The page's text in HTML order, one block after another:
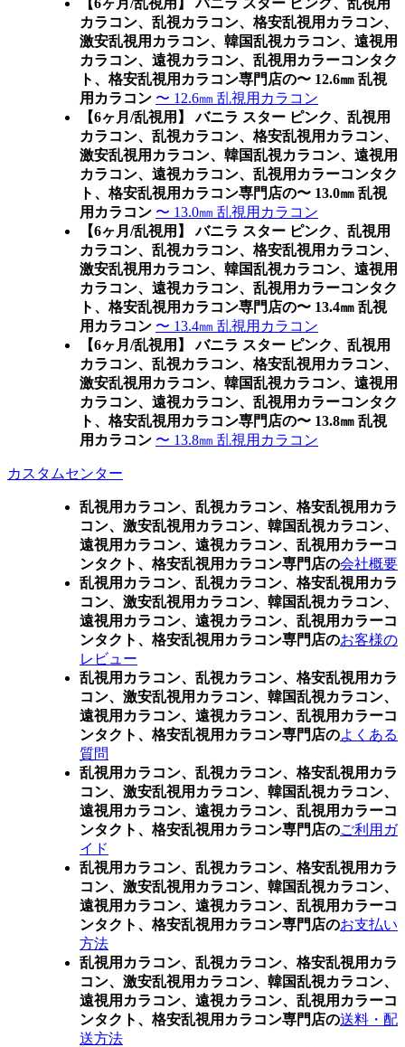
【6ヶ月/乱視用】 バニラ スター ピンク、乱視用
カラコン、乱視カラコン、格安乱視用カラコン、
激安乱視用カラコン、韓国乱視カラコン、遠視用
カラコン、遠視カラコン、乱視用カラーコンタク
ト、格安乱視用カラコン専門店の〜 12.6㎜ 乱視
用カラコン 〜 12.6㎜ 乱視用カラコン
【6ヶ月/乱視用】 バニラ スター ピンク、乱視用
カラコン、乱視カラコン、格安乱視用カラコン、
激安乱視用カラコン、韓国乱視カラコン、遠視用
カラコン、遠視カラコン、乱視用カラーコンタク
ト、格安乱視用カラコン専門店の〜 13.0㎜ 乱視
用カラコン 〜 13.0㎜ 乱視用カラコン
【6ヶ月/乱視用】 バニラ スター ピンク、乱視用
カラコン、乱視カラコン、格安乱視用カラコン、
激安乱視用カラコン、韓国乱視カラコン、遠視用
カラコン、遠視カラコン、乱視用カラーコンタク
ト、格安乱視用カラコン専門店の〜 13.4㎜ 乱視
用カラコン 〜 13.4㎜ 乱視用カラコン
【6ヶ月/乱視用】 バニラ スター ピンク、乱視用
カラコン、乱視カラコン、格安乱視用カラコン、
激安乱視用カラコン、韓国乱視カラコン、遠視用
カラコン、遠視カラコン、乱視用カラーコンタク
ト、格安乱視用カラコン専門店の〜 13.8㎜ 乱視
用カラコン 〜 13.8㎜ 乱視用カラコン
カスタムセンター
乱視用カラコン、乱視カラコン、格安乱視用カラ
コン、激安乱視用カラコン、韓国乱視カラコン、
遠視用カラコン、遠視カラコン、乱視用カラーコ
ンタクト、格安乱視用カラコン専門店の会社概要
乱視用カラコン、乱視カラコン、格安乱視用カラ
コン、激安乱視用カラコン、韓国乱視カラコン、
遠視用カラコン、遠視カラコン、乱視用カラーコ
ンタクト、格安乱視用カラコン専門店のお客様の
レビュー
乱視用カラコン、乱視カラコン、格安乱視用カラ
コン、激安乱視用カラコン、韓国乱視カラコン、
遠視用カラコン、遠視カラコン、乱視用カラーコ
ンタクト、格安乱視用カラコン専門店のよくある
質問
乱視用カラコン、乱視カラコン、格安乱視用カラ
コン、激安乱視用カラコン、韓国乱視カラコン、
遠視用カラコン、遠視カラコン、乱視用カラーコ
ンタクト、格安乱視用カラコン専門店のご利用ガ
イド
乱視用カラコン、乱視カラコン、格安乱視用カラ
コン、激安乱視用カラコン、韓国乱視カラコン、
遠視用カラコン、遠視カラコン、乱視用カラーコ
ンタクト、格安乱視用カラコン専門店のお支払い
方法
乱視用カラコン、乱視カラコン、格安乱視用カラ
コン、激安乱視用カラコン、韓国乱視カラコン、
遠視用カラコン、遠視カラコン、乱視用カラーコ
ンタクト、格安乱視用カラコン専門店の送料・配
送方法